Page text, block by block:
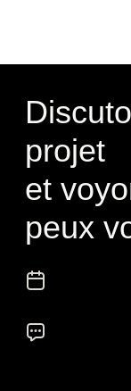
projet
et
peux